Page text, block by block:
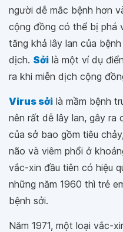
người dễ mắc bệnh hơn
cộng đồng có thể bị phá
tăng khả lây lan của
dịch. Sởi là một ví dụ
ra khi miễn dịch cộng
Virus sởi là mầm bệnh
nên rất dễ lây lan, gây ra
của sở bao gồm tiêu
não và viêm phổi ở
vắc-xin đầu tiên có hiệu
những năm 1960 thì trẻ
bệnh sởi.
Năm 1971, một loại vắc-